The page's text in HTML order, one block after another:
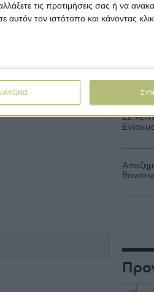
τις προτιμήσεις σας ή να
τον ιστότοπο και κάνοντας
Με
Σε